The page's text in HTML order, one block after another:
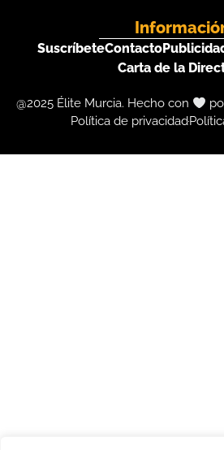
SuscríbeteContacto
Carta de la
@2025 Élite Murcia. Hecho con
Política de privacidad